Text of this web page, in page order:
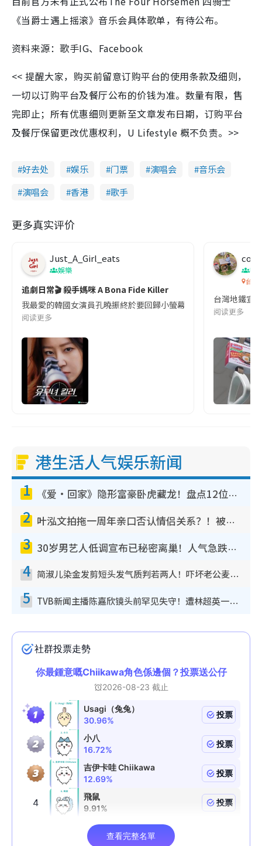
《当爵士遇上摇滚》音乐会具体歌单，有待公布。
资料来源：歌手IG、Facebook
<< 提醒大家，购买前留意订购平台的使用条款及细则，
一切以订购平台及餐厅公布的价钱为准。数量有限，售
完即止；所有优惠细则更新至文章发布日期，订购平台
及餐厅保留更改优惠权利，U Lifestyle 概不负责。>>
好去处 娱乐 门票 演唱会
音乐会
演唱会
香港 歌手
更多真实评价
Just_A_Girl_eats
娛樂
追劇日常🎬 殺手媽咪 A Bona Fide Killer
我最愛的韓國女演員孔曉振終於要回歸小螢幕啦!這次的劇本改編
阅读更多
co
吹
台灣
台灣地鐵宣
阅读更多
港生活人气娱乐新闻
1 《爱·回家》隐形富豪卧虎藏龙！盘点12位财气逼人的有钱艺人：这位美女3亿身家不愁做
2 叶泓文拍拖一周年亲口否认情侣关系？！被质疑感情造假竟称GM“普通同事”
3 30岁男艺人低调宣布已秘密离巢！人气急跌变失踪人口：“这几年过得并不容易”
4 简淑儿染金发剪短头发气质判若两人！吓坏老公麦大力都认不出：“你做什么？”
5 TVB新闻主播陈嘉欣镜头前罕见失守！遭林超英一句话突袭吓坏当场大笑